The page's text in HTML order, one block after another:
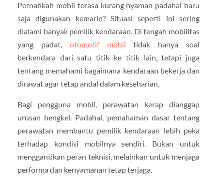
Pernahkah mobil terasa kurang nyaman padahal baru
saja digunakan kemarin? Situasi seperti ini sering
dialami banyak pemilik kendaraan. Di tengah mobilitas
yang padat, otomotif mobil tidak hanya soal
berkendara dari satu titik ke titik lain, tetapi juga
tentang memahami bagaimana kendaraan bekerja dan
dirawat agar tetap andal dalam keseharian.
Bagi pengguna mobil, perawatan kerap dianggap
urusan bengkel. Padahal, pemahaman dasar tentang
perawatan membantu pemilik kendaraan lebih peka
terhadap kondisi mobilnya sendiri. Bukan untuk
menggantikan peran teknisi, melainkan untuk menjaga
performa dan kenyamanan tetap terjaga.